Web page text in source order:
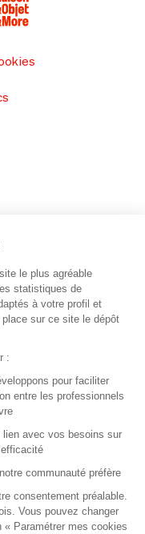
SAFI
le plus agréable
statistiques de
à votre profil et
sur ce site le dépôt
:
pour faciliter
entre les professionnels
avec vos besoins sur
communauté préfère
consentement préalable.
Vous pouvez changer
« Paramétrer mes cookies